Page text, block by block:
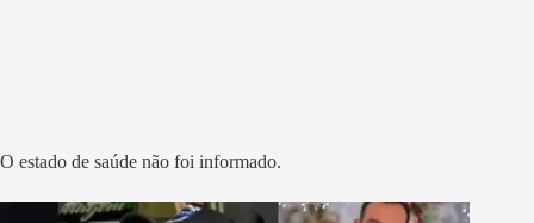
O estado de saúde não foi informado.